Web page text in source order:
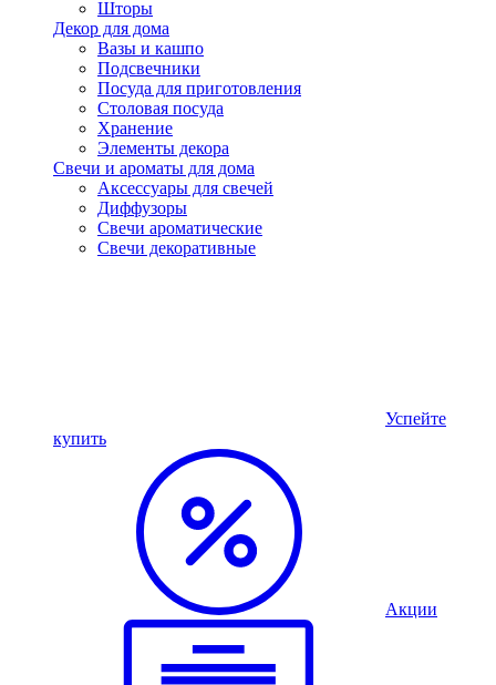
Шторы
Декор для дома
Вазы и кашпо
Подсвечники
Посуда для приготовления
Столовая посуда
Хранение
Элементы декора
Свечи и ароматы для дома
Аксессуары для свечей
Диффузоры
Свечи ароматические
Свечи декоративные
Успейте
купить
Акции